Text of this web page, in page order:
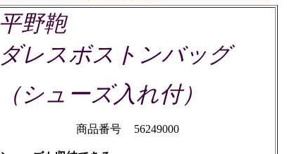
平野鞄
ダレスボストンバッグ
（シューズ入れ付）
商品番号 56249000